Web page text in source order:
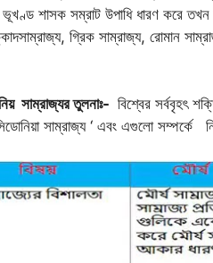
শাসক সম্রাট উপাধি ধারণ করে তখন
গ্রিক সাম্রাজ্য, রোমান
সাম্রাজ্যর তুলনাঃ- বিশ্বের সর্ববৃহৎ
সাম্রাজ্য ‘ এবং এগুলো